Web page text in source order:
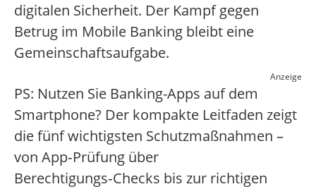
digitalen Sicherheit. Der Kampf gegen
Betrug im Mobile Banking bleibt eine
Gemeinschaftsaufgabe.
Anzeige
PS: Nutzen Sie Banking-Apps auf dem
Smartphone? Der kompakte Leitfaden zeigt
die fünf wichtigsten Schutzmaßnahmen –
von App‑Prüfung über
Berechtigungs‑Checks bis zur richtigen